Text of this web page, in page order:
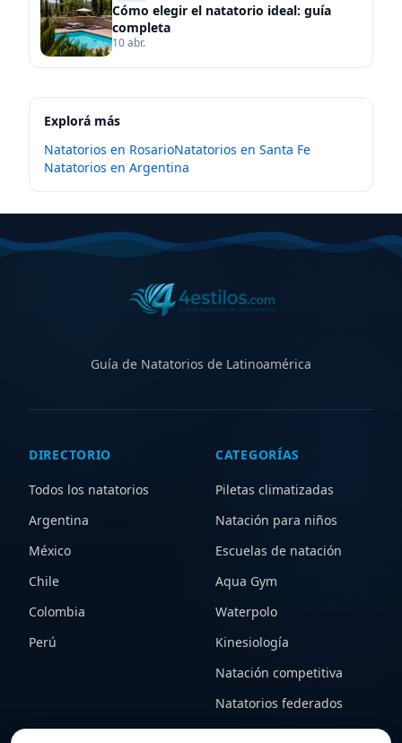
Cómo elegir el natatorio ideal: guía
completa
10 abr.
Explorá más
Natatorios en RosarioNatatorios en Santa Fe
Natatorios en Argentina
Guía de Natatorios de Latinoamérica
DIRECTORIO
Todos los natatorios
Argentina
México
Chile
Colombia
Perú
CATEGORÍAS
Piletas climatizadas
Natación para niños
Escuelas de natación
Aqua Gym
Waterpolo
Kinesiología
Natación competitiva
Natatorios federados